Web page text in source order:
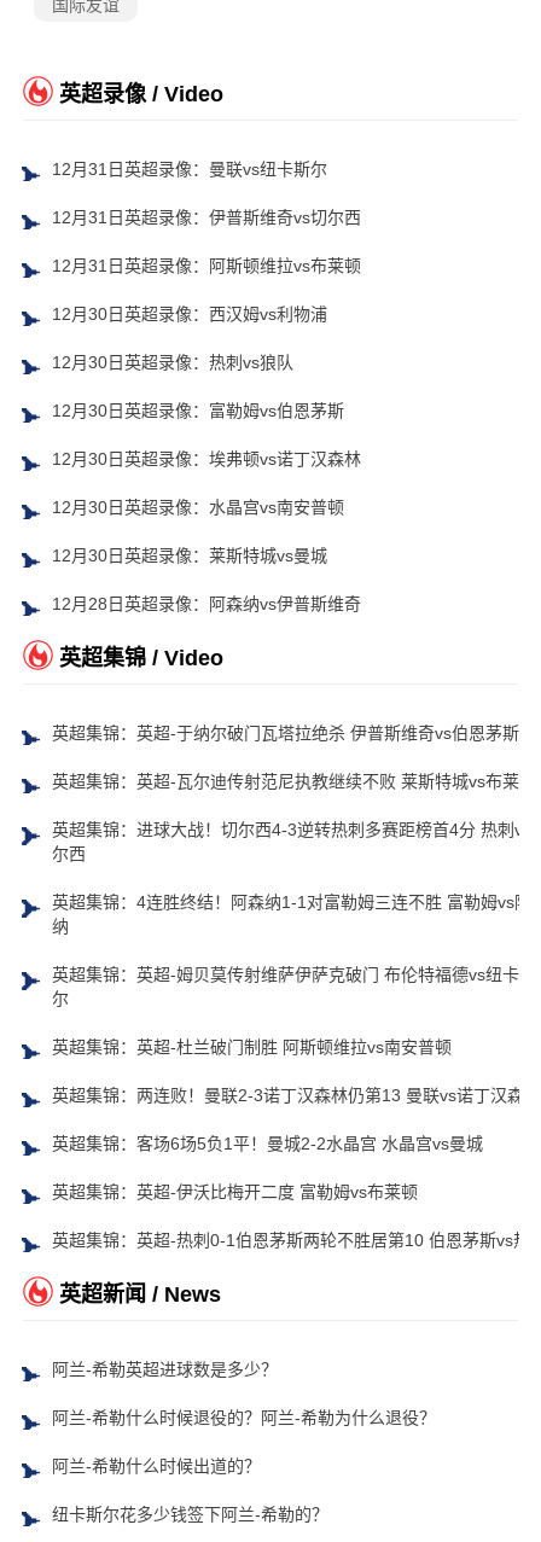
国际友谊
英超录像 / Video
12月31日英超录像：曼联vs纽卡斯尔
12月31日英超录像：伊普斯维奇vs切尔西
12月31日英超录像：阿斯顿维拉vs布莱顿
12月30日英超录像：西汉姆vs利物浦
12月30日英超录像：热刺vs狼队
12月30日英超录像：富勒姆vs伯恩茅斯
12月30日英超录像：埃弗顿vs诺丁汉森林
12月30日英超录像：水晶宫vs南安普顿
12月30日英超录像：莱斯特城vs曼城
12月28日英超录像：阿森纳vs伊普斯维奇
英超集锦 / Video
英超集锦：英超-于纳尔破门瓦塔拉绝杀 伊普斯维奇vs伯恩茅斯
英超集锦：英超-瓦尔迪传射范尼执教继续不败 莱斯特城vs布莱顿
英超集锦：进球大战！切尔西4-3逆转热刺多赛距榜首4分 热刺vs
尔西
英超集锦：4连胜终结！阿森纳1-1对富勒姆三连不胜 富勒姆vs阿
纳
英超集锦：英超-姆贝莫传射维萨伊萨克破门 布伦特福德vs纽卡斯
尔
英超集锦：英超-杜兰破门制胜 阿斯顿维拉vs南安普顿
英超集锦：两连败！曼联2-3诺丁汉森林仍第13 曼联vs诺丁汉森林
英超集锦：客场6场5负1平！曼城2-2水晶宫 水晶宫vs曼城
英超集锦：英超-伊沃比梅开二度 富勒姆vs布莱顿
英超集锦：英超-热刺0-1伯恩茅斯两轮不胜居第10 伯恩茅斯vs热
英超新闻 / News
阿兰-希勒英超进球数是多少？
阿兰-希勒什么时候退役的？阿兰-希勒为什么退役？
阿兰-希勒什么时候出道的？
纽卡斯尔花多少钱签下阿兰-希勒的？